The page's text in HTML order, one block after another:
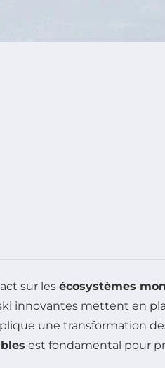
sur les écosystèmes
innovantes mettent en
une transformation
est fondamental pour